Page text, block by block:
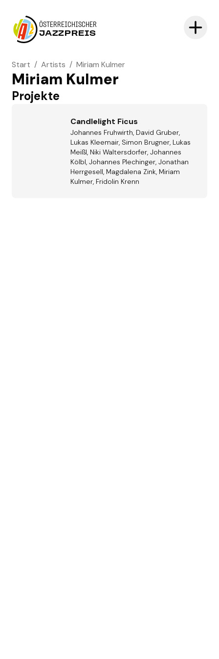
ÖSTERREICHISCHER
JAZZPREIS
Start / Artists / Miriam Kulmer
Miriam Kulmer
Projekte
Candlelight Ficus
Johannes Fruhwirth, David Gruber,
Lukas Kleemair, Simon Brugner, Lukas
Meißl, Niki Waltersdorfer, Johannes
Kölbl, Johannes Plechinger, Jonathan
Herrgesell, Magdalena Zink, Miriam
Kulmer, Fridolin Krenn